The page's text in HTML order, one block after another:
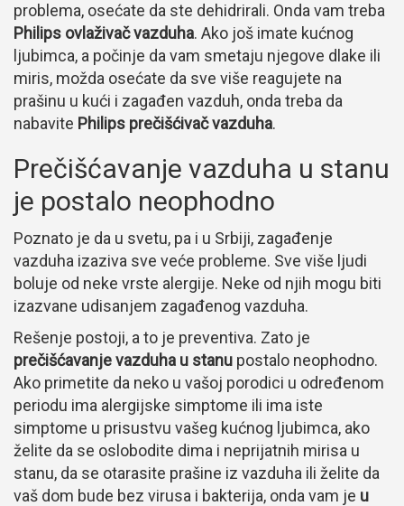
problema, osećate da ste dehidrirali. Onda vam treba
Philips ovlaživač vazduha. Ako još imate kućnog
ljubimca, a počinje da vam smetaju njegove dlake ili
miris, možda osećate da sve više reagujete na
prašinu u kući i zagađen vazduh, onda treba da
nabavite Philips prečišćivač vazduha.
Prečišćavanje vazduha u stanu
je postalo neophodno
Poznato je da u svetu, pa i u Srbiji, zagađenje
vazduha izaziva sve veće probleme. Sve više ljudi
boluje od neke vrste alergije. Neke od njih mogu biti
izazvane udisanjem zagađenog vazduha.
Rešenje postoji, a to je preventiva. Zato je
prečišćavanje vazduha u stanu postalo neophodno.
Ako primetite da neko u vašoj porodici u određenom
periodu ima alergijske simptome ili ima iste
simptome u prisustvu vašeg kućnog ljubimca, ako
želite da se oslobodite dima i neprijatnih mirisa u
stanu, da se otarasite prašine iz vazduha ili želite da
vaš dom bude bez virusa i bakterija, onda vam je u